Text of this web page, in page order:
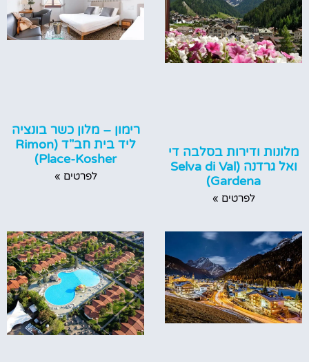
מלונות ודירות בסלבה די
ואל גרדנה (Selva di Val
Gardena)
לפרטים »
רימון – מלון כשר בונציה
ליד בית חב"ד (Rimon
Place-Kosher)
לפרטים »